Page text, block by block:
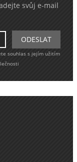
svůj e-mail
souhlas s jejím užitím